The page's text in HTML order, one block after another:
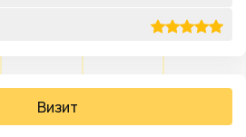
Визит